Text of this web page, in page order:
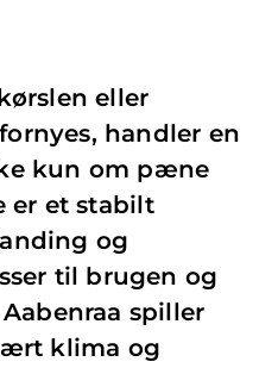
eller
handler en
kun om pæne
er et stabilt
og
til brugen og
spiller
klima og